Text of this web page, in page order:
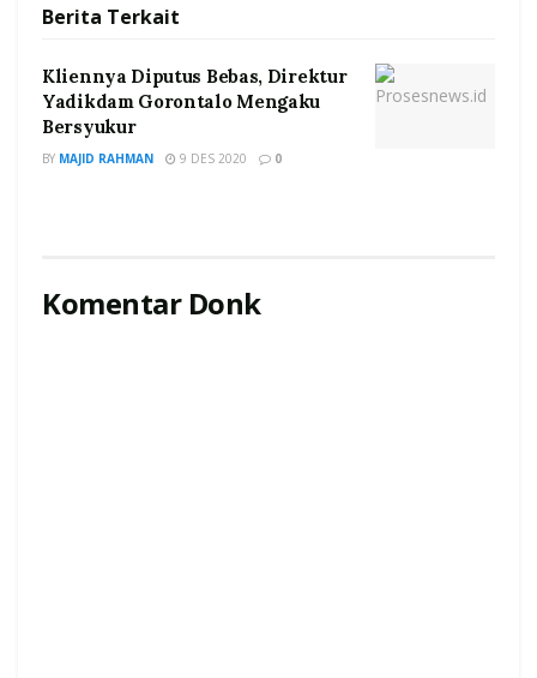
Berita Terkait
Kliennya Diputus Bebas, Direktur
Yadikdam Gorontalo Mengaku
Bersyukur
BY MAJID RAHMAN 9 DES 2020 0
Komentar Donk